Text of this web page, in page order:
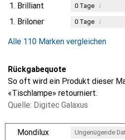
1. Brilliant 0Tage i
1. Briloner 0Tage i
Alle 110 Marken vergleichen
Rückgabequote
So oft wird ein Produkt dieser
«Tischlampe» retourniert.
Quelle: Digitec Galaxus
Mondilux Ungenügende